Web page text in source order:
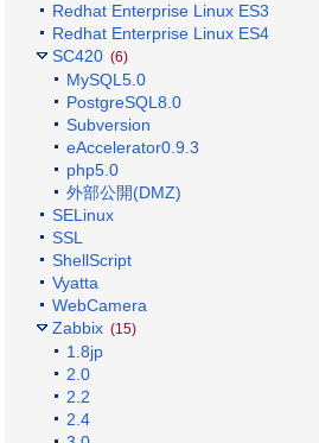
Redhat Enterprise Linux ES3
Redhat Enterprise Linux ES4
SC420 (6)
MySQL5.0
PostgreSQL8.0
Subversion
eAccelerator0.9.3
php5.0
外部公開(DMZ)
SELinux
SSL
ShellScript
Vyatta
WebCamera
Zabbix (15)
1.8jp
2.0
2.2
2.4